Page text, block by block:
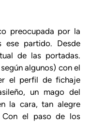
preocupada por la
ese partido. Desde
de las portadas.
algunos) con el
el perfil de fichaje
un mago del
la cara, tan alegre
Con el paso de los